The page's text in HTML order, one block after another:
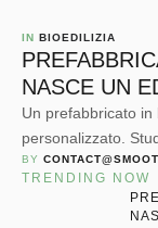
IN BIOEDILIZIA
NASCE UN
Un prefabbricato
personalizzato.
qualità artigianale.
BY
TRENDING NOW